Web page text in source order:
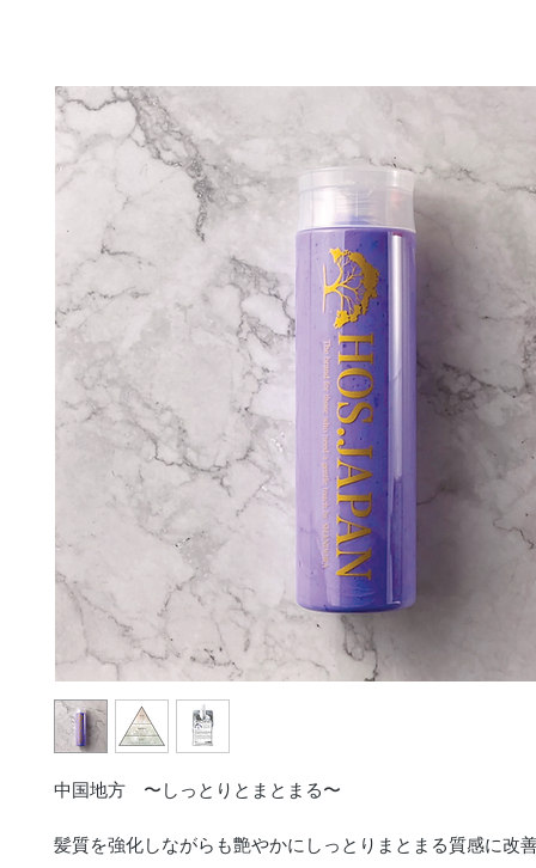
中国地方 〜しっとりとまとまる〜
髪質を強化しながらも艶やかにしっとりまとまる質感に改